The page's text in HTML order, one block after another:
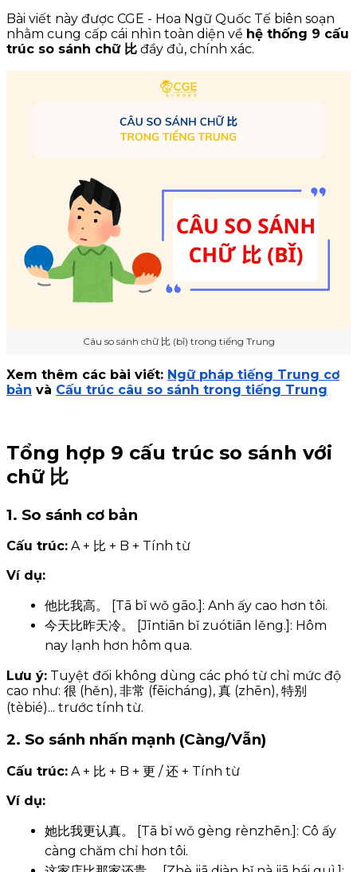
Bài viết này được CGE - Hoa Ngữ Quốc Tế biên soạn
nhằm cung cấp cái nhìn toàn diện về hệ thống 9 cấu
trúc so sánh chữ 比 đầy đủ, chính xác.
Câu so sánh chữ 比 (bǐ) trong tiếng Trung
Xem thêm các bài viết: Ngữ pháp tiếng Trung cơ
bản và Cấu trúc câu so sánh trong tiếng Trung
Tổng hợp 9 cấu trúc so sánh với
chữ 比
1. So sánh cơ bản
Cấu trúc: A + 比 + B + Tính từ
Ví dụ:
他比我高。 [Tā bǐ wǒ gāo.]: Anh ấy cao hơn tôi.
今天比昨天冷。 [Jīntiān bǐ zuótiān lěng.]: Hôm
nay lạnh hơn hôm qua.
Lưu ý: Tuyệt đối không dùng các phó từ chỉ mức độ
cao như: 很 (hěn), 非常 (fēicháng), 真 (zhēn), 特别
(tèbié)... trước tính từ.
2. So sánh nhấn mạnh (Càng/Vẫn)
Cấu trúc: A + 比 + B + 更 / 还 + Tính từ
Ví dụ:
她比我更认真。 [Tā bǐ wǒ gèng rènzhēn.]: Cô ấy
càng chăm chỉ hơn tôi.